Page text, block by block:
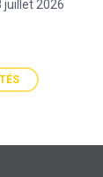
juillet 2026